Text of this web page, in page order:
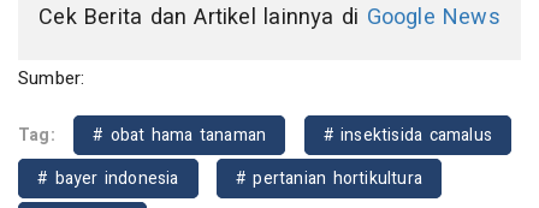
Cek Berita dan Artikel lainnya di Google News
Sumber:
Tag: # obat hama tanaman
# insektisida camalus
# bayer indonesia
# pertanian hortikultura